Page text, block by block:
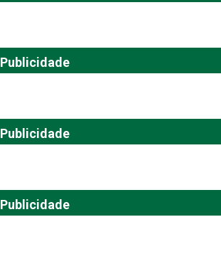
Publicidade
Publicidade
Publicidade